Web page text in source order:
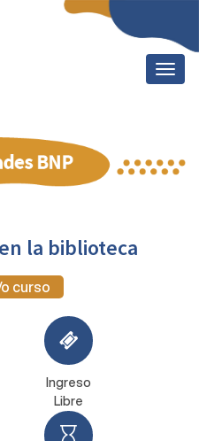
la biblioteca
curso
Ingreso
Libre